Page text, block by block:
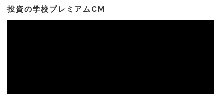
投資の学校プレミアムCM